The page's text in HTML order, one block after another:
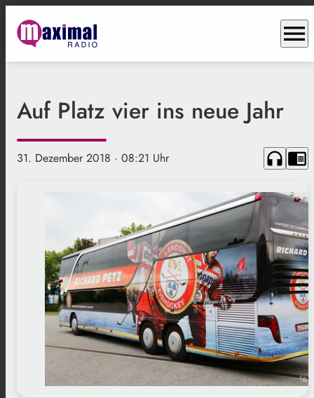
menu
Auf Platz vier ins neue Jahr
31. Dezember 2018 · 08:21 Uhr headphones chrome_reader_mode